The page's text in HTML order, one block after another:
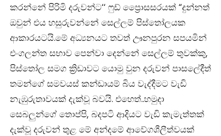
කරන්නේ පිරිමි දරුවන්ට‘‘ ෆුඩ් ප්‍රොෙසසරයක් “දුන්නත්
ඔවුන් එය හසුරුවන්නේ සෙල්ලම් පිස්තෝලයක
ආකාරයටයි.මේ අධ්‍යනයට තවත් ඌනපුරන සපයමින්
එංගලන්ත සභාව පෙන්වා දෙන්නේ සෙල්ලම් තුවක්කු,
පිස්තෝල සමග ක්‍රිඩාවට යොමු වුන දරුවන් පාසලේදීත්
තමන්ගේ සමවයස් කන්ඩායම් බිය වැද්දීමට වැඩි
නැඹුරුතාවයක් දැක්වූ බවයි. එහෙත්..හමුදා
සෙබලුන්ගේ තොප්පි, බදපටි ආදියට වැඩි කැමැත්තක්
දැක්වූ දරුවන් තුළ මේ අන්දමේ ආවේගශීලීත්වයක්